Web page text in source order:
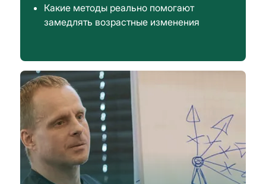
Какие методы реально помогают
замедлять возрастные изменения